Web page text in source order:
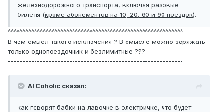
железнодорожного транспорта, включая разовые
билеты (кроме абонементов на 10, 20, 60 и 90 поездок).
^^^^^^^^^^^^^^^^^^^^^^^^^^^^^^^^^^^^^^^^^^^^^^^^^^^^^^^^^^^^
В чем смысл такого исключения ? В смысле можно заряжать
только однопоездочник и безлимитные ???
------------------------------------------------------------
Al Coholic сказал:
как говорят бабки на лавочке в электричке, что будет